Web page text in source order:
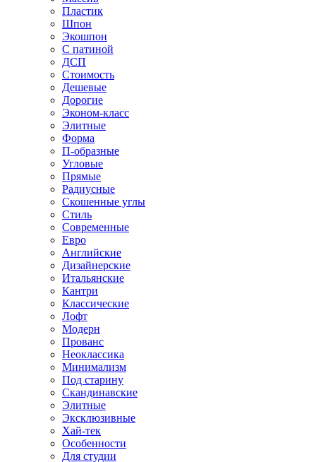
Пластик
Шпон
Экошпон
С патиной
ДСП
Стоимость
Дешевые
Дорогие
Эконом-класс
Элитные
Форма
П-образные
Угловые
Прямые
Радиусные
Скошенные углы
Стиль
Современные
Евро
Английские
Дизайнерские
Итальянские
Кантри
Классические
Лофт
Модерн
Прованс
Неоклассика
Минимализм
Под старину
Скандинавские
Элитные
Эксклюзивные
Хай-тек
Особенности
Для студии